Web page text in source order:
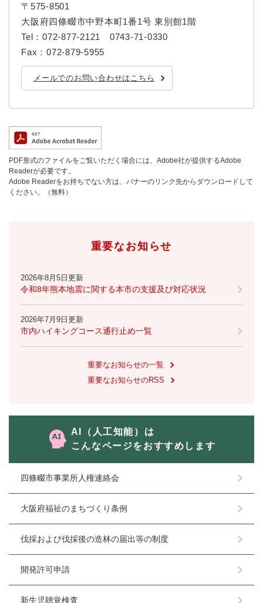
〒575-8501
大阪府四條畷市中野本町1番1号 東別館1階
Tel：072-877-2121 0743-71-0330
Fax：072-879-5955
メールでのお問い合わせはこちら
PDF形式のファイルをご覧いただく場合には、Adobe社が提供するAdobe
Readerが必要です。
Adobe Readerをお持ちでない方は、バナーのリンク先からダウンロードして
ください。（無料）
重要なお知らせ
2026年8月5日更新
令和8年熊本地震に関する本市の支援及び対応状況
2026年7月9日更新
市内ハイキングコース通行止め一覧
重要なお知らせの一覧
重要なお知らせのRSS
AI（人工知能）は
こんなページをおすすめします
四條畷市事業所人権連絡会
大阪府福祉のまちづくり条例
伐採および伐採後の造林の届出等の制度
開発許可申請
新生児聴覚検査